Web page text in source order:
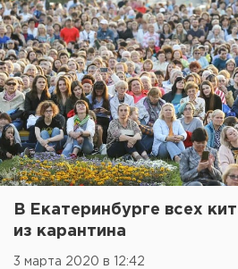
В Екатеринбурге всех
из карантина
3 марта 2020 в 12:42